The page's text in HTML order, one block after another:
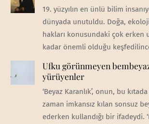
19. yüzyılın en ünlü bilim
dünyada unutuldu. Doğa,
hakları konusundaki çok erken
kadar önemli olduğu
Ufku görünmeyen
yürüyenler
‘Beyaz Karanlık’, onun, bu
zaman imkansız kılan sonsuz
ederken kullandığı bir ifadeydi.